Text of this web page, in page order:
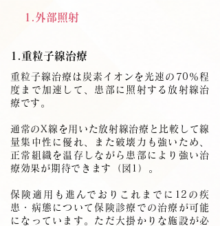
1.外部照射
1.重粒子線治療
重粒子線治療は炭素イオンを光速の70％程
度まで加速して、患部に照射する放射線治
療です。
通常のX線を用いた放射線治療と比較して線
量集中性に優れ、また破壊力も強いため、
正常組織を温存しながら患部により強い治
療効果が期待できます（図1）。
保険適用も進んでおりこれまでに12の疾
患・病態について保険診療での治療が可能
になっています。ただ大掛かりな施設が必